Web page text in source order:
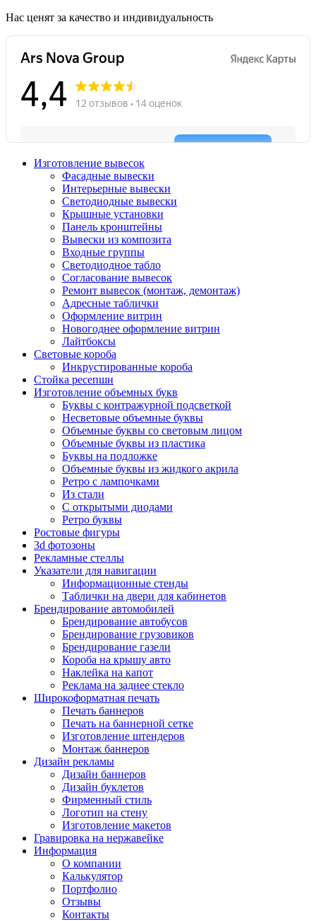
Нас ценят за качество и индивидуальность
Изготовление вывесок
Фасадные вывески
Интерьерные вывески
Светодиодные вывески
Крышные установки
Панель кронштейны
Вывески из композита
Входные группы
Светодиодное табло
Согласование вывесок
Ремонт вывесок (монтаж, демонтаж)
Адресные таблички
Оформление витрин
Новогоднее оформление витрин
Лайтбоксы
Световые короба
Инкрустированные короба
Стойка ресепшн
Изготовление объемных букв
Буквы с контражурной подсветкой
Несветовые объемные буквы
Объемные буквы со световым лицом
Объемные буквы из пластика
Буквы на подложке
Объемные буквы из жидкого акрила
Ретро с лампочками
Из стали
С открытыми диодами
Ретро буквы
Ростовые фигуры
3d фотозоны
Рекламные стеллы
Указатели для навигации
Информационные стенды
Таблички на двери для кабинетов
Брендирование автомобилей
Брендирование автобусов
Брендирование грузовиков
Брендирование газели
Короба на крышу авто
Наклейка на капот
Реклама на заднее стекло
Широкоформатная печать
Печать баннеров
Печать на баннерной сетке
Изготовление штендеров
Монтаж баннеров
Дизайн рекламы
Дизайн баннеров
Дизайн буклетов
Фирменный стиль
Логотип на стену
Изготовление макетов
Гравировка на нержавейке
Информация
О компании
Калькулятор
Портфолио
Отзывы
Контакты